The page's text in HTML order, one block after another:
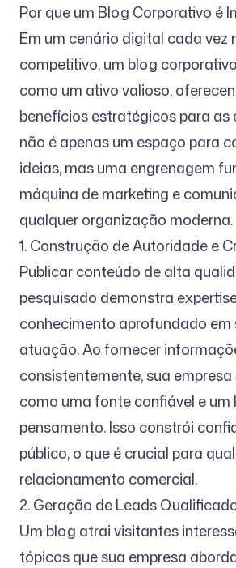
Por que um Blog Corporativo é
Em um cenário digital cada vez
competitivo, um blog
como um ativo valioso,
benefícios estratégicos para as
não é apenas um espaço para
ideias, mas uma engrenagem
máquina de marketing e
qualquer organização moderna.
1. Construção de Autoridade e
Publicar conteúdo de alta
pesquisado demonstra
conhecimento aprofundado em
atuação. Ao fornecer
consistentemente, sua
como uma fonte confiável e um
pensamento. Isso constrói
público, o que é crucial para
relacionamento comercial.
2. Geração de Leads
Um blog atrai visitantes
tópicos que sua empresa